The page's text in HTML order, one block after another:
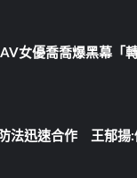
女優喬喬爆黑幕「
法迅速合作 王郁揚: